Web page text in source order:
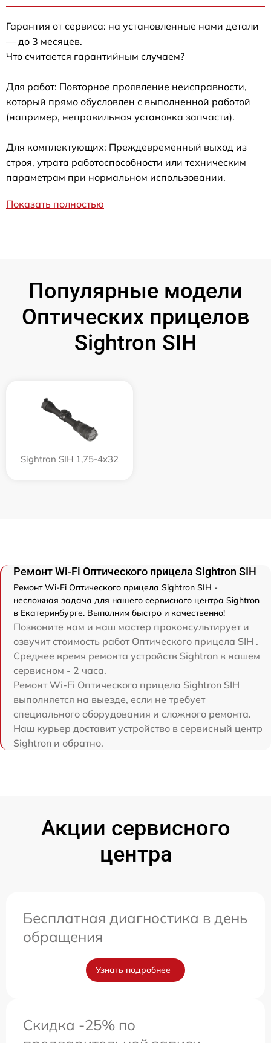
Гарантия от сервиса: на установленные нами детали
— до 3 месяцев.
Что считается гарантийным случаем?
Для работ: Повторное проявление неисправности,
который прямо обусловлен с выполненной работой
(например, неправильная установка запчасти).
Для комплектующих: Преждевременный выход из
строя, утрата работоспособности или техническим
параметрам при нормальном использовании.
Показать полностью
Популярные модели
Оптических прицелов
Sightron SIH
Sightron SIH 1,75-4x32
Ремонт Wi-Fi Оптического прицела Sightron SIH
Ремонт Wi-Fi Оптического прицела Sightron SIH -
несложная задача для нашего сервисного центра Sightron
в Екатеринбурге. Выполним быстро и качественно!
Позвоните нам и наш мастер проконсультирует и
озвучит стоимость работ Оптического прицела SIH .
Среднее время ремонта устройств Sightron в нашем
сервисном - 2 часа.
Ремонт Wi-Fi Оптического прицела Sightron SIH
выполняется на выезде, если не требует
специального оборудования и сложного ремонта.
Наш курьер доставит устройство в сервисный центр
Sightron и обратно.
Акции сервисного
центра
Бесплатная диагностика в день
обращения
Узнать подробнее
Скидка -25% по